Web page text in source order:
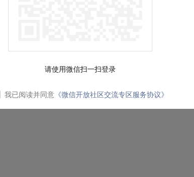
请使用微信扫一扫登录
我已阅读并同意 《微信开放社区交流专区服务协议》